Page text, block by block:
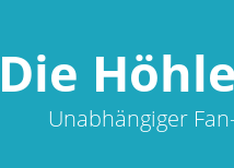
Die
Unabhängiger